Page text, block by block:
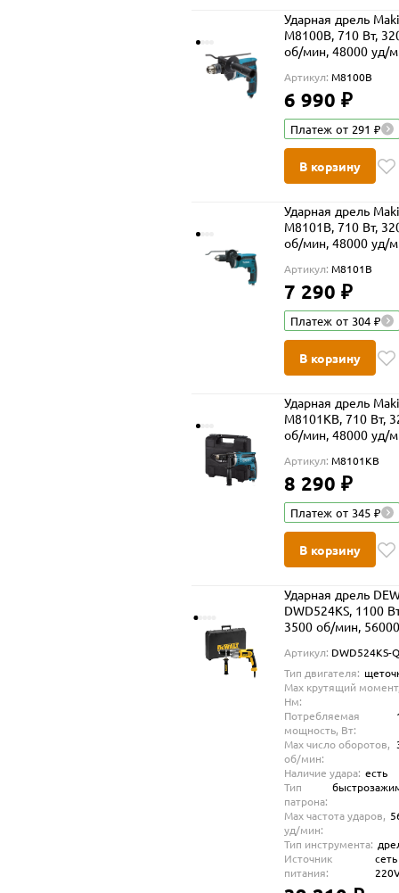
Ударная дрель
M8100B, 710 Вт,
об/мин, 48000 уд/
Артикул: M8100B
6 990 ₽
Платеж от 291 ₽
В корзину
Ударная дрель
M8101B, 710 Вт,
об/мин, 48000 уд/
Артикул: M8101B
7 290 ₽
Платеж от 304 ₽
В корзину
Ударная дрель
M8101KB, 710 Вт,
об/мин, 48000 уд/
Артикул: M8101KB
8 290 ₽
Платеж от 345 ₽
В корзину
Ударная дрель
DWD524KS, 1100
3500 об/мин,
(DWD524KS-QS)
Артикул: DWD524KS-
Тип двигателя:
Max крутящий
Нм:
Потребляемая
мощность, Вт:
Max число оборотов,
об/мин:
Наличие удара: есть
Тип
патрона:
Max частота ударов,
уд/мин:
Тип инструмента:
Источник
питания:
сеть